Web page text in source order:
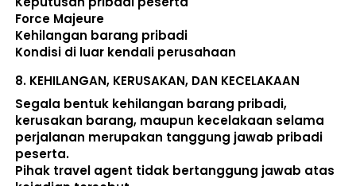
Force Majeure
Kehilangan barang pribadi
Kondisi di luar kendali perusahaan
8. KEHILANGAN, KERUSAKAN, DAN KECELAKAAN
Segala bentuk kehilangan barang pribadi,
kerusakan barang, maupun kecelakaan selama
perjalanan merupakan tanggung jawab pribadi
peserta.
Pihak travel agent tidak bertanggung jawab atas